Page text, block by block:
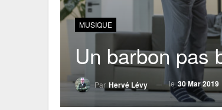
MUSIQUE
Un barbon pas
Par Hervé Lévy le 30 Mar 2019